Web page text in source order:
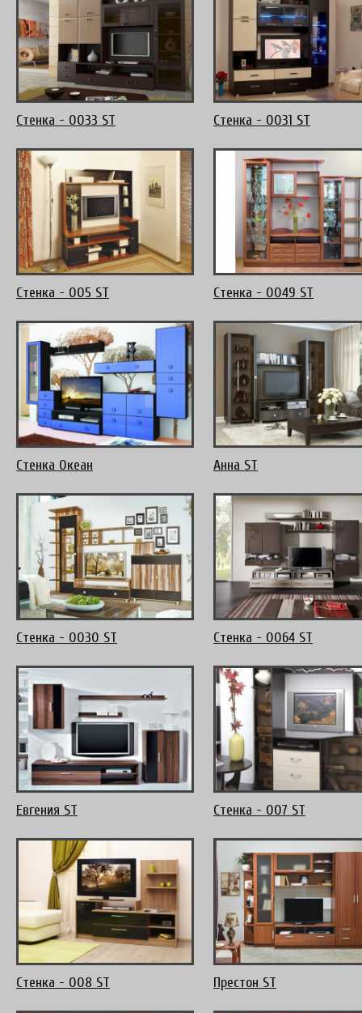
Стенка - 0033 ST Стенка - 0031 ST
Стенка - 005 ST Стенка - 0049 ST
Стенка Океан Анна ST
Стенка - 0030 ST Стенка - 0064 ST
Евгения ST Стенка - 007 ST
Стенка - 008 ST Престон ST